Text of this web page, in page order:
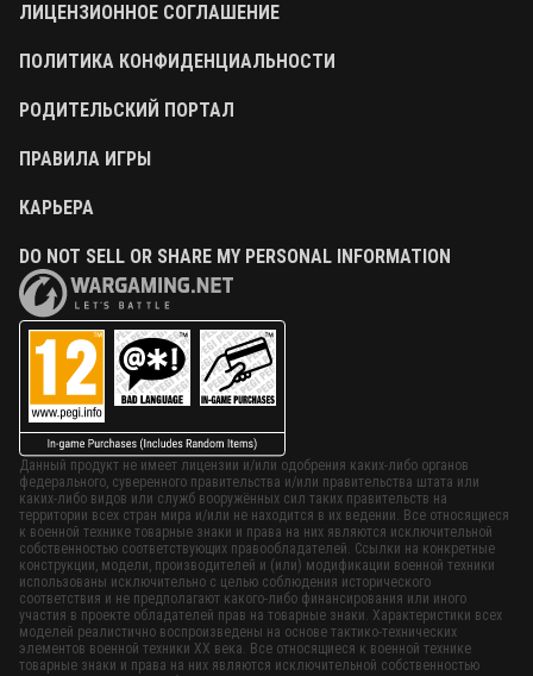
ЛИЦЕНЗИОННОЕ СОГЛАШЕНИЕ
ПОЛИТИКА КОНФИДЕНЦИАЛЬНОСТИ
РОДИТЕЛЬСКИЙ ПОРТАЛ
ПРАВИЛА ИГРЫ
КАРЬЕРА
DO NOT SELL OR SHARE MY PERSONAL INFORMATION
Данный продукт не имеет лицензии и/или одобрения каких-либо органов
федерального, суверенного правительства и/или правительства штата или
каких-либо видов или служб вооружённых сил таких правительств на
территории всех стран мира и/или не находится в их ведении. Все относящиеся
к военной технике товарные знаки и права на них являются исключительной
собственностью соответствующих правообладателей. Ссылки на конкретные
конструкции, модели, производителей и (или) модификации военной техники
использованы исключительно с целью соблюдения исторического
соответствия и не предполагают какого-либо финансирования или иного
участия в проекте обладателей прав на товарные знаки. Характеристики всех
моделей реалистично воспроизведены на основе тактико-технических
элементов военной техники ХХ века. Все относящиеся к военной технике
товарные знаки и права на них являются исключительной собственностью